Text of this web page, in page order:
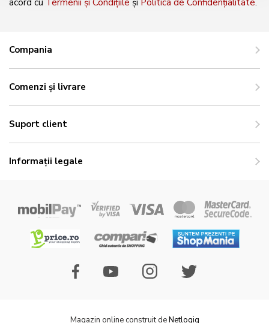
acord cu Termenii și Condițiile și Politica de Confidențialitate.
Compania
Comenzi și livrare
Suport client
Informații legale
Magazin online construit deNetlogiq